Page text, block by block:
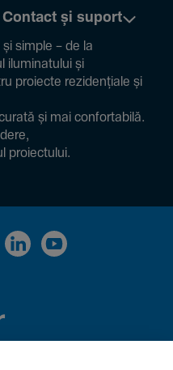
Contact și suport
simple – de la
ilumi­na­tului și
proiecte rezi­den­țiale și
și mai confor­ta­bilă.
proiec­tului.